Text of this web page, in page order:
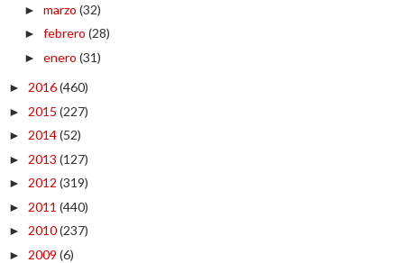
► marzo (32)
► febrero (28)
► enero (31)
► 2016(460)
► 2015 (227)
► 2014(52)
► 2013 (127)
► 2012 (319)
► 2011 (440)
► 2010(237)
► 2009 (6)